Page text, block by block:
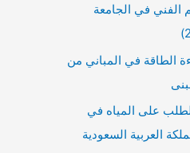
الفني في الجامعة
الطاقة في المباني من
على المياه في
العربية السعودية